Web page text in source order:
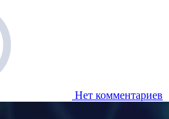
Нет комментариев